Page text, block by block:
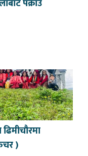
पक्राउ
)